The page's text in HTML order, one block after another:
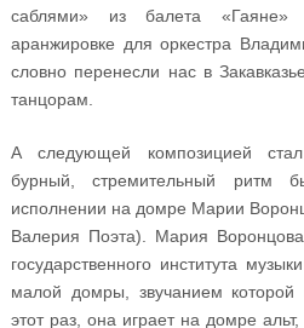
саблями» из балета
аранжировке для оркестра
словно перенесли нас в
танцорам.
А следующей композицией
бурный, стремительный ритм
исполнении на домре Марии
Валерия Поэта). Мария
государственного института
малой домры, звучанием которой
этот раз, она играет на домре